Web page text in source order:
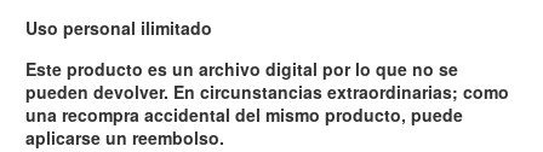
Uso personal ilimitado
Este producto es un archivo digital por lo que no se
pueden devolver. En circunstancias extraordinarias; como
una recompra accidental del mismo producto, puede
aplicarse un reembolso.